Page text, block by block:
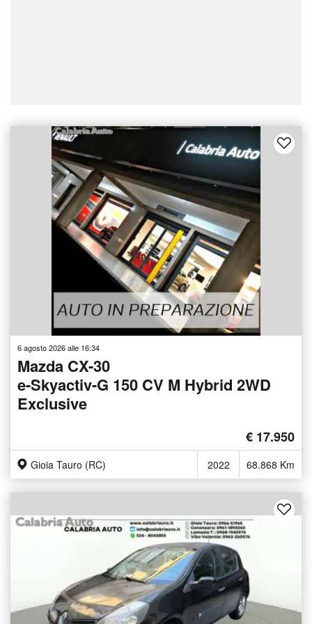
6 agosto 2026 alle 16:34
Mazda CX-30
e-Skyactiv-G 150 CV M Hybrid 2WD
Exclusive
€ 17.950
Gioia Tauro (RC) 2022 68.868 Km